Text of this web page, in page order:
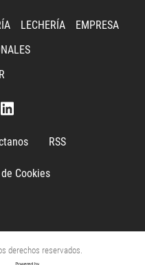
LECHERÍA
EMPRESA
RSS
Cookies
derechos reservados.